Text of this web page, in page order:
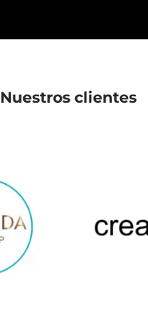
Nuestros clientes